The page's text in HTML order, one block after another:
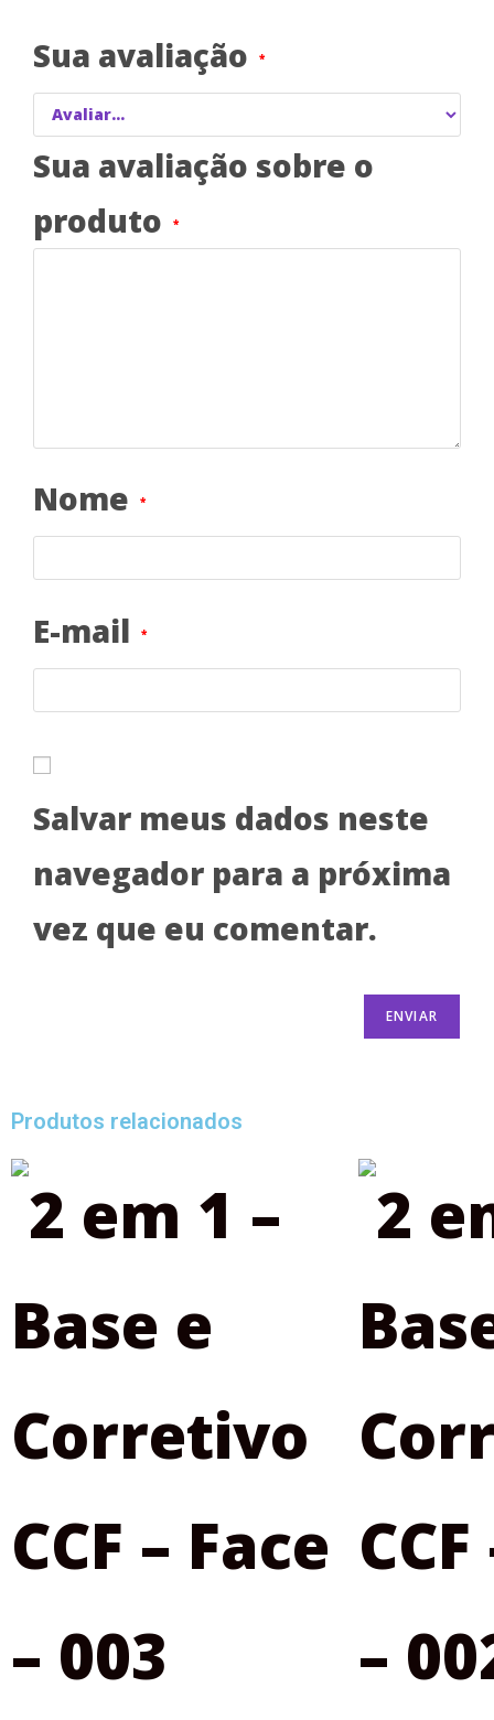
Sua avaliação *
Sua avaliação sobre o
produto
*
Nome *
E-mail *
Salvar meus dados neste
navegador para a próxima
vez que eu comentar.
Produtos relacionados